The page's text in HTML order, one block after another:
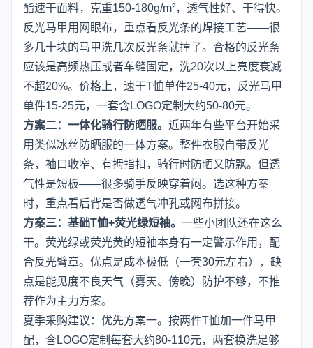
酯速干面料，克重150-180g/m²，透气性好、干得快。
反光马甲用网眼布，重点看反光条的焊接工艺——很
多几十块的马甲洗几次反光条就掉了。合格的反光条
应该是高频热压或者车缝固定，洗20次以上亮度衰减
不超20%。价格上，速干T恤单件25-40元，反光马甲
单件15-25元，一套含LOGO定制大约50-80元。
方案二：一体化骑行防晒服。 近两年有些平台开始采
用类似冰丝防晒服的一体方案。整件衣服自带反光
条，袖口收窄、有拇指扣，骑行时防晒又防飘。但透
气性是短板——很多骑手反映穿着闷。选这种方案
时，重点看后背是否做透气冲孔或网布拼接。
方案三：基础T恤+荧光绿短袖。 一些小团队还在这么
干。荧光绿或荧光黄的短袖本身有一定警示作用，配
合反光臂章。优点是成本极低（一套30元左右），缺
点是能见度不良天气（雾天、傍晚）防护不够，不推
荐作为主力方案。
夏季采购建议：优先方案一。按两件T恤加一件马甲
配，含LOGO定制每套大约80-110元，两套换洗足够